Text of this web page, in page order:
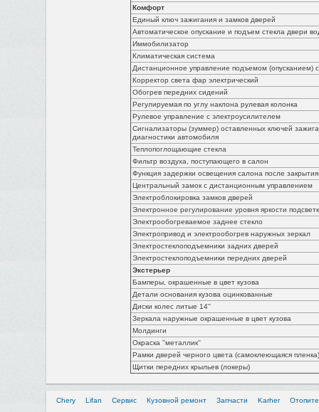
Комфорт
Единый ключ зажигания и замков дверей
Автоматическое опускание и подъем стекла двери
Иммобилизатор
Климатическая система
Дистанционное управление подъемом (опусканием)
Корректор света фар электрический
Обогрев передних сидений
Регулируемая по углу наклона рулевая колонка
Рулевое управление с электроусилителем
Сигнализаторы (зуммер) оставленных ключей
диагностики автомобиля
Теплопоглощающие стекла
Фильтр воздуха, поступающего в салон
Функция задержки освещения салона после
Центральный замок с дистанционным управлением
Электроблокировка замков дверей
Электронное регулирование уровня яркости
Электрообогреваемое заднее стекло
Электропривод и электрообогрев наружных зеркал
Электростеклоподъемники задних дверей
Электростеклоподъемники передних дверей
Экстерьер
Бамперы, окрашенные в цвет кузова
Детали основания кузова оцинкованные
Диски колес литые 14''
Зеркала наружные окрашенные в цвет кузова
Молдинги
Окраска ''металлик''
Рамки дверей черного цвета (самоклеющаяся пленка)
Щитки передних крыльев (локеры)
Chery Lifan Сервис Кузовной ремонт Запчасти Karher